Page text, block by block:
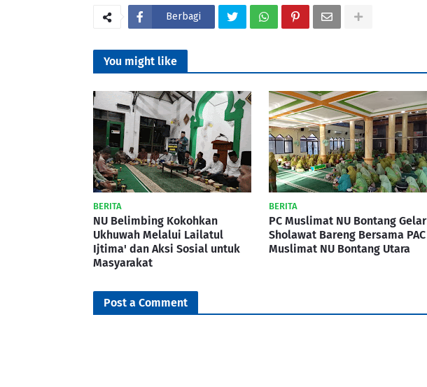
Berbagi
You might like
BERITA
NU Belimbing Kokohkan
Ukhuwah Melalui Lailatul
Ijtima' dan Aksi Sosial untuk
Masyarakat
BERITA
PC Muslimat NU Bontang Gelar
Sholawat Bareng Bersama PAC
Muslimat NU Bontang Utara
Post a Comment